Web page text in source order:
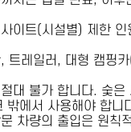
이트(시설별) 제한 인
트레일러, 대형 캠핑카
대 불가 합니다. 숯은
밖에서 사용해야 합니
차량의 출입은 원칙